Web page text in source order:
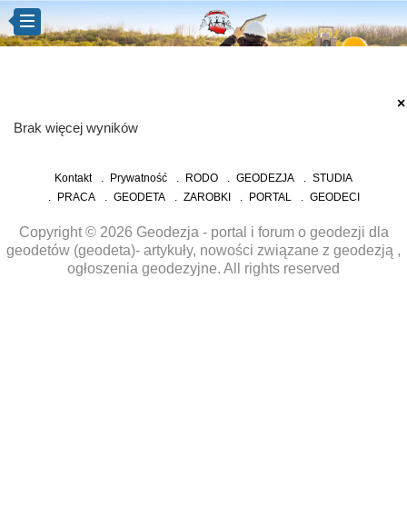
×
Brak więcej wyników
Kontakt Prywatność RODO GEODEZJA
STUDIA
PRACA
GEODETA ZAROBKI PORTAL GEODECI
Copyright © 2026 Geodezja - portal i forum o geodezji dla
geodetów (geodeta)- artykuły, nowości związane z geodezją ,
ogłoszenia geodezyjne. All rights reserved